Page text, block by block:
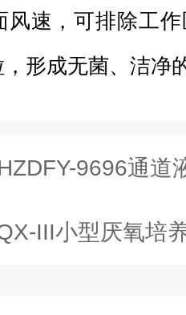
风速，可排除工
形成无菌、洁净
9696通道
III小型厌氧培